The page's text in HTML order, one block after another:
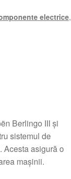
electrice,
Berlingo III și
sistemul de
Acesta asigură o
mașinii.